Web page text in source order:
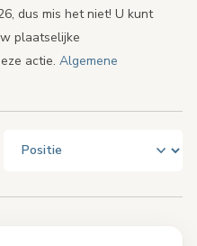
dus mis het niet! U kunt
plaatselijke
actie. Algemene